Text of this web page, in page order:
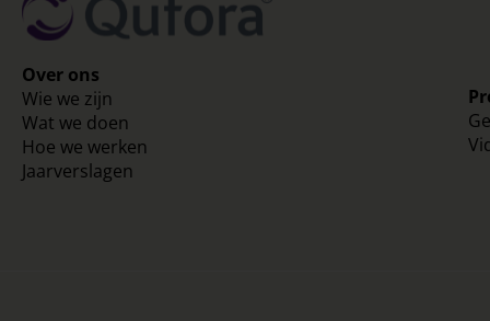
Over ons
Wie we zijn
Wat we doen
Hoe we werken
Jaarverslagen